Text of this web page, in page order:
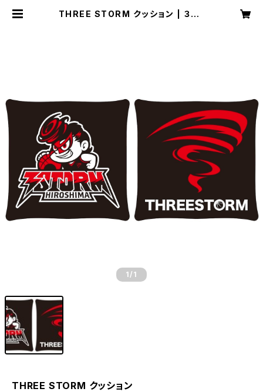
THREE STORM クッション | ３ST
1 /1
THREE STORM クッション